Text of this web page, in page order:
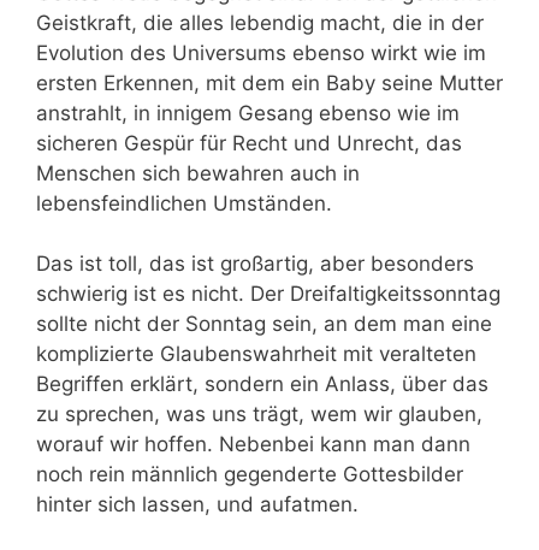
Geistkraft, die alles lebendig macht, die in der
Evolution des Universums ebenso wirkt wie im
ersten Erkennen, mit dem ein Baby seine Mutter
anstrahlt, in innigem Gesang ebenso wie im
sicheren Gespür für Recht und Unrecht, das
Menschen sich bewahren auch in
lebensfeindlichen Umständen.
Das ist toll, das ist großartig, aber besonders
schwierig ist es nicht. Der Dreifaltigkeitssonntag
sollte nicht der Sonntag sein, an dem man eine
komplizierte Glaubenswahrheit mit veralteten
Begriffen erklärt, sondern ein Anlass, über das
zu sprechen, was uns trägt, wem wir glauben,
worauf wir hoffen. Nebenbei kann man dann
noch rein männlich gegenderte Gottesbilder
hinter sich lassen, und aufatmen.